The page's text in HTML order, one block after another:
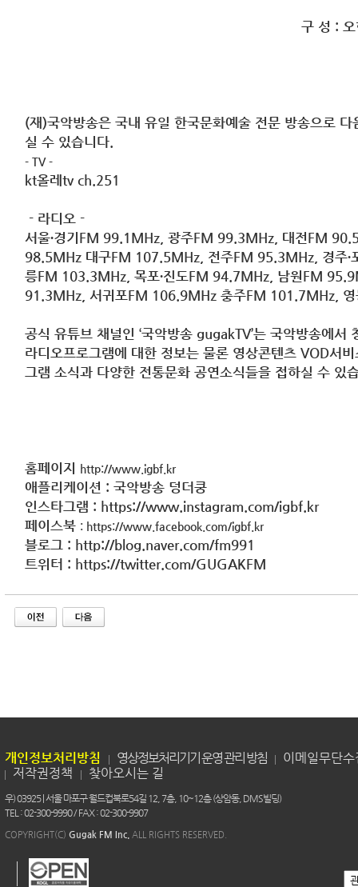
구 성 :
(재)국악방송은 국내 유일 한국문화예술 전문 방송으로 다
실 수 있습니다.
- TV -
kt올레tv ch.251
- 라디오 -
서울∙경기 FM 99.1MHz,광주FM 99.3MHz, 대전FM
98.5MHz 대구FM 107.5MHz, 전주FM 95.3MHz, 경주∙
릉FM 103.3MHz,목포∙진도FM 94.7MHz, 남원FM
91.3MHz,서귀포FM 106.9MHz충주FM 101.7MHz,
공식 유튜브 채널인‘국악방송 gugakTV’는 국악방송에서
라디오프로그램에 대한 정보는 물론 영상콘텐츠VOD서
그램 소식과 다양한 전통문화 공연소식들을 접하실 수 있
홈페이지 http://www.igbf.kr
애플리케이션 :국악방송 덩더쿵
인스타그램 : https://www.instagram.com/igbf.kr
페이스북 : https://www.facebook.com/igbf.kr
블로그 : http://blog.naver.com/fm991
트위터 : https://twitter.com/GUGAKFM
개인정보처리방침 영상정보처리기기 운영 관리 방침
이메일무단
저작권정책
찾아오시는 길
우) 03925 | 서울 마포구 월드컵북로54길 12, 7층, 10~12층 (상암동, DMS빌딩)
TEL : 02-300-9990 / FAX : 02-300-9907
COPYRIGHT(C) Gugak FM Inc. ALL RIGHTS RESERVED.